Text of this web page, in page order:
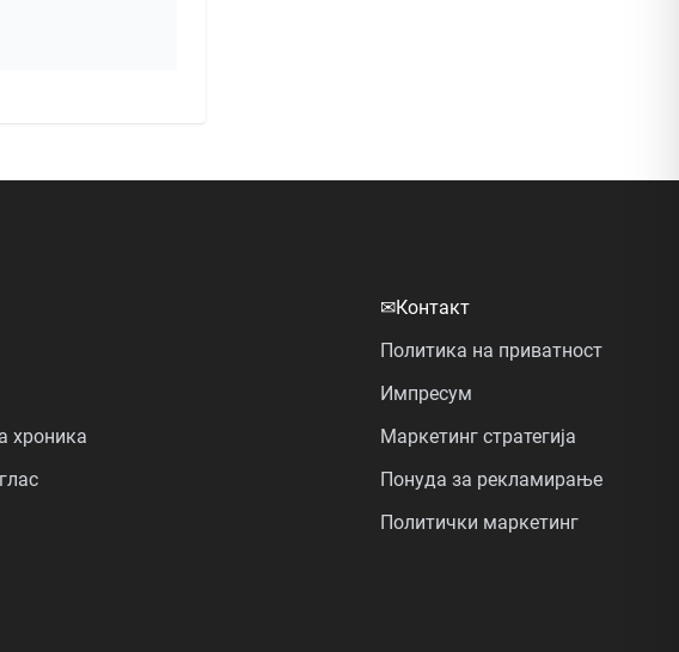
хроника
✉Контакт
Политика на приватност
Импресум
Маркетинг стратегија
Понуда за рекламирање
Политички маркетинг